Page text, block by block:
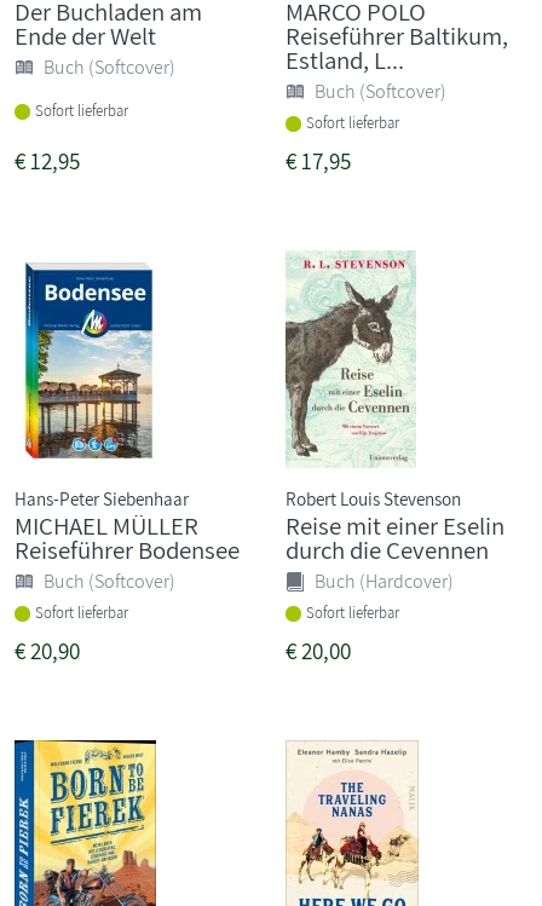
Der Buchladen am
Ende der Welt
Buch (Softcover)
Sofort lieferbar
€12,95
MARCO POLO
Reiseführer Baltikum,
Estland, L...
Buch (Softcover)
Sofort lieferbar
€17,95
Hans-Peter Siebenhaar
MICHAEL MÜLLER
Reiseführer Bodensee
Buch (Softcover)
Sofort lieferbar
€20,90
Robert Louis Stevenson
Reise mit einer Eselin
durch die Cevennen
Buch (Hardcover)
Sofort lieferbar
€20,00